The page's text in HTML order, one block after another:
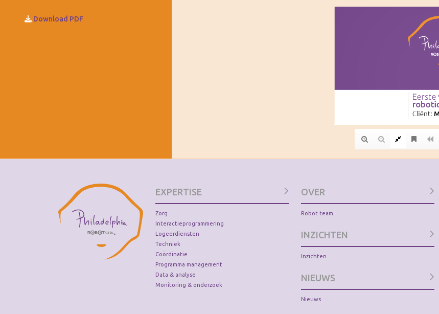
Download PDF
EXPERTISE
Zorg
Interactieprogrammering
Logeerdiensten
Techniek
Coördinatie
Programma management
Data & analyse
Monitoring & onderzoek
OVER
Robot team
INZICHTEN
Inzichten
NIEUWS
Nieuws